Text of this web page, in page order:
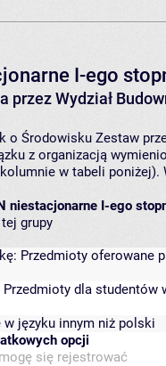
I-ego
Wydział
o Środowisku Zestaw
z organizacją
w tabeli
niestacjonarne I-ego
grupy
Przedmioty oferowane
Przedmioty dla studentów
języku innym niż polski
opcji
się rejestrować